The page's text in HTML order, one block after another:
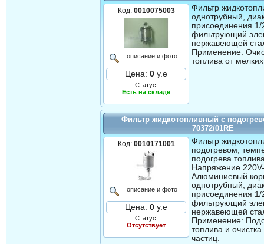
Код: 0010075003
описание и фото
Цена: 0 у.е
Статус:
Есть на складе
Фильтр
однотрубный,
присоединения 1/
фильтрующий
нержавеющей
Применение:
топлива от
Фильтр жидкотопливный с
70372/01RE
Код: 0010171001
описание и фото
Цена: 0 у.е
Статус:
Отсутствует
Фильтр
подогревом,
подогрева
Напряжение
Алюминиевый
однотрубный,
присоединения 1/
фильтрующий
нержавеющей
Применение:
топлива и
частиц.